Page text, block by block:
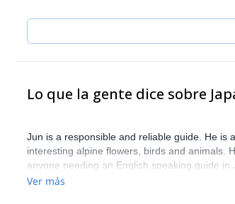
Lo que la gente dice sobre
Jun is a responsible and reliable guide. He is
interesting alpine flowers, birds and animals.
anyone needing an English speaking guide in
Ver más